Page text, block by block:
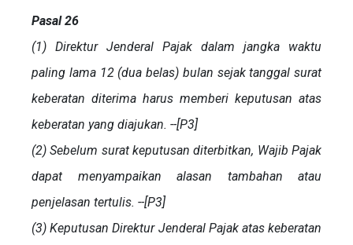
Pasal 26
(1) Direktur Jenderal Pajak dalam jangka waktu
paling lama 12 (dua belas) bulan sejak tanggal surat
keberatan diterima harus memberi keputusan atas
keberatan yang diajukan. --[P3]
(2) Sebelum surat keputusan diterbitkan, Wajib Pajak
dapat menyampaikan alasan tambahan atau
penjelasan tertulis. --[P3]
(3) Keputusan Direktur Jenderal Pajak atas keberatan